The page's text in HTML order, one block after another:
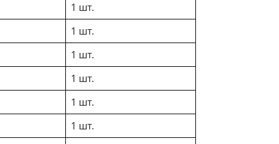
1 шт.
1 шт.
1 шт.
1 шт.
1 шт.
1 шт.